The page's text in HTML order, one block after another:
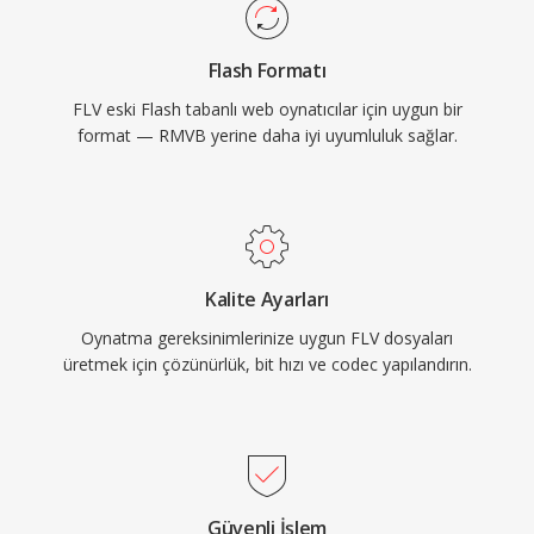
gezintisi ve zamanlanmış olaylar gibi etkileşimli
özellikler sunar. FLV, çevrimiçi videoyu
güvenilmez bir niş deneyimden ana akım bir
ortama dönüştürerek internetteki eğlence,
eğitim ve iletişimi kökten yeniden
almış olsa da, FLV dosyaları sayısız arşivde ve
Flash Formatı
FLV eski Flash tabanlı web oynatıcılar için uygun bir
format — RMVB yerine daha iyi uyumluluk sağlar.
Kalite Ayarları
Oynatma gereksinimlerinize uygun FLV dosyaları
üretmek için çözünürlük, bit hızı ve codec yapılandırın.
Güvenli İşlem